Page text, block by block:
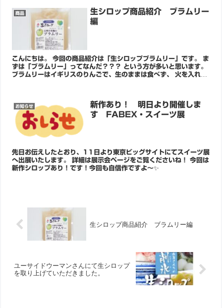
商品
生シロップ商品紹介 ブラムリー
編
こんにちは。 今回の商品紹介は「生シロップブラムリー」です。 ま
ずは「ブラムリー」ってなんだ？？？ という方が多いと思います。
ブラムリーはイギリスのりんごで、生のままは食べず、 火を入れて
お知らせ
新作あり！ 明日より開催しま
す FABEX・スイーツ展
先日お伝えしたとおり、11日より東京ビッグサイトにてスイーツ展
へ出展いたします。 詳細は展示会ページをご覧くださいね！ 今回は
新作シロップあり！です！今回も自信作ですよ～✨
生シロップ商品紹介 ブラムリー編
ユーサイドウーマンさんにて生シロップ
を取り上げていただきました。